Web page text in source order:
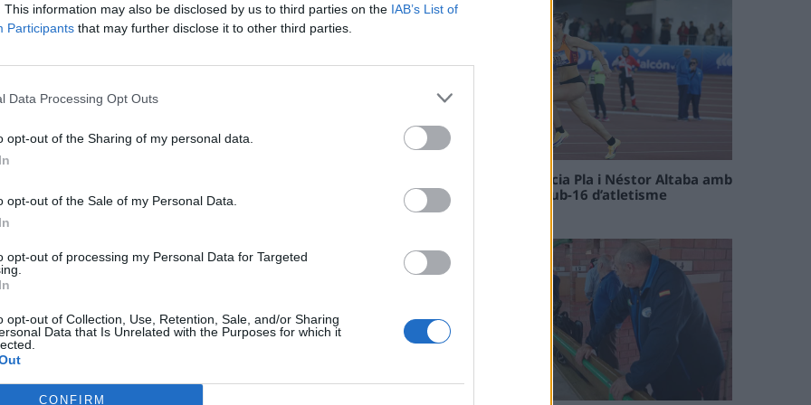
This information may also be disclosed by us to third parties on the IAB’s List of
Participants that may further disclose it to other third parties.
Data Processing Opt Outs
opt-out of the Sharing of my personal data.
opt-out of the Sale of my Personal Data.
opt-out of processing my Personal Data for Targeted
opt-out of Collection, Use, Retention, Sale, and/or Sharing
Data that Is Unrelated with the Purposes for which it
CONFIRM
a Roquetes i la Ràpita
negra
ganivets al país
Ingressa a presó un multireincident
Paula Sintorres, Patrícia Pla i Néstor Altaba amb
la selecció catalana sub-16 d’atletisme
08 maig 2026